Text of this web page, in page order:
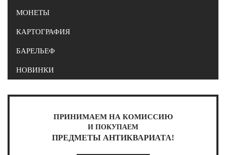
МОНЕТЫ
КАРТОГРАФИЯ
БАРЕЛЬЕФ
НОВИНКИ
ПРИНИМАЕМ НА КОМИССИЮ
И ПОКУПАЕМ
ПРЕДМЕТЫ АНТИКВАРИАТА!